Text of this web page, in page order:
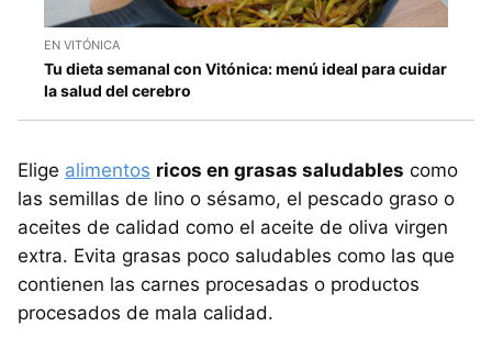
EN VITÓNICA
Tu dieta semanal con Vitónica: menú ideal para cuidar
la salud del cerebro
Elige alimentos ricos en grasas saludables como
las semillas de lino o sésamo, el pescado graso o
aceites de calidad como el aceite de oliva virgen
extra. Evita grasas poco saludables como las que
contienen las carnes procesadas o productos
procesados de mala calidad.